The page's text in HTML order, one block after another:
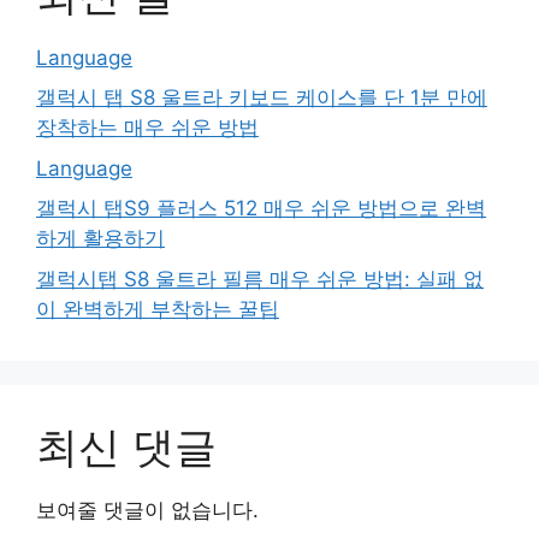
Language
갤럭시 탭 S8 울트라 키보드 케이스를 단 1분 만에
장착하는 매우 쉬운 방법
Language
갤럭시 탭S9 플러스 512 매우 쉬운 방법으로 완벽
하게 활용하기
갤럭시탭 S8 울트라 필름 매우 쉬운 방법: 실패 없
이 완벽하게 부착하는 꿀팁
최신 댓글
보여줄 댓글이 없습니다.